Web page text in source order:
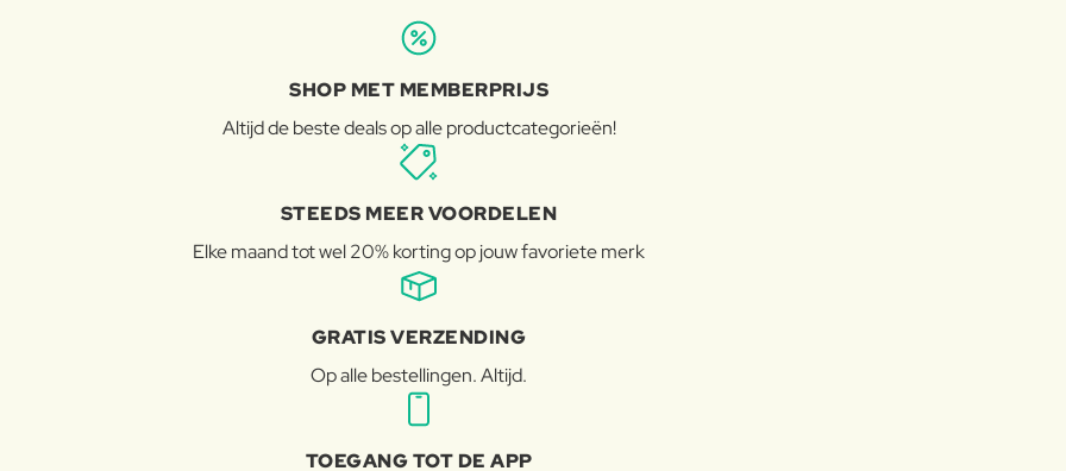
SHOP MET MEMBERPRIJS
Altijd de beste deals op alle productcategorieën!
STEEDS MEER VOORDELEN
Elke maand tot wel 20% korting op jouw favoriete merk
GRATIS VERZENDING
Op alle bestellingen. Altijd.
TOEGANG TOT DE APP